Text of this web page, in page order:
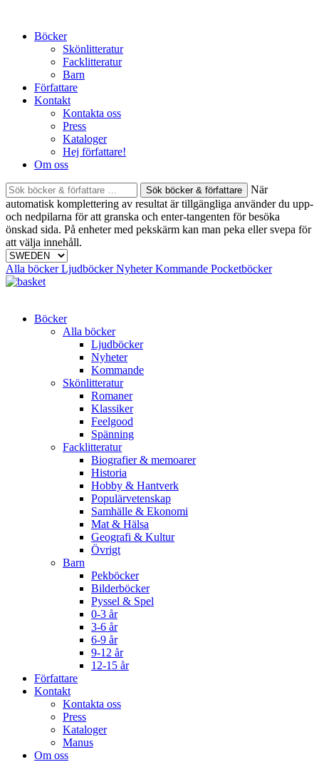
contentBöcker
Skönlitteratur
Facklitteratur
Barn
Författare
Kontakt
Kontakta oss
Press
Kataloger
Hej författare!
Om oss
Sök
böcker
&
författare
efter:
När
automatisk komplettering av resultat är tillgängliga använder du upp-
och nedpilarna för att granska och enter-tangenten för besöka
önskad sida. På enheter med pekskärm kan man peka eller svepa för
att välja innehåll.
Alla böckerLjudböckerNyheterKommande Pocketböcker
Böcker
Alla böcker
Ljudböcker
Nyheter
Kommande
Skönlitteratur
Romaner
Klassiker
Feelgood
Spänning
Facklitteratur
Biografier & memoarer
Historia
Hobby & Hantverk
Populärvetenskap
Samhälle & Ekonomi
Mat & Hälsa
Geografi & Kultur
Övrigt
Barn
Pekböcker
Bilderböcker
Pyssel & Spel
0-3 år
3-6 år
6-9 år
9-12 år
12-15 år
Författare
Kontakt
Kontakta oss
Press
Kataloger
Manus
Om oss